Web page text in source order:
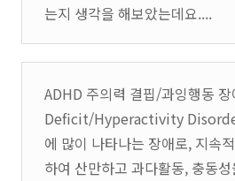
는지 생각을 해보았는데요....
ADHD 주의력 결핍/과잉행동
Deficit/Hyperactivity
에 많이 나타나는 장애로, 지속
하여 산만하고 과다활동, 충동